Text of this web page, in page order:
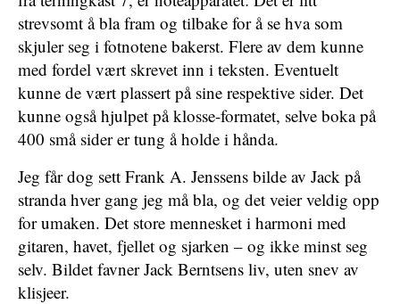
strevsomt å bla fram og tilbake for å se hva som
skjuler seg i fotnotene bakerst. Flere av dem kunne
med fordel vært skrevet inn i teksten. Eventuelt
kunne de vært plassert på sine respektive sider. Det
kunne også hjulpet på klosse-formatet, selve boka på
400 små sider er tung å holde i hånda.
Jeg får dog sett Frank A. Jenssens bilde av Jack på
stranda hver gang jeg må bla, og det veier veldig opp
for umaken. Det store mennesket i harmoni med
gitaren, havet, fjellet og sjarken – og ikke minst seg
selv. Bildet favner Jack Berntsens liv, uten snev av
klisjeer.